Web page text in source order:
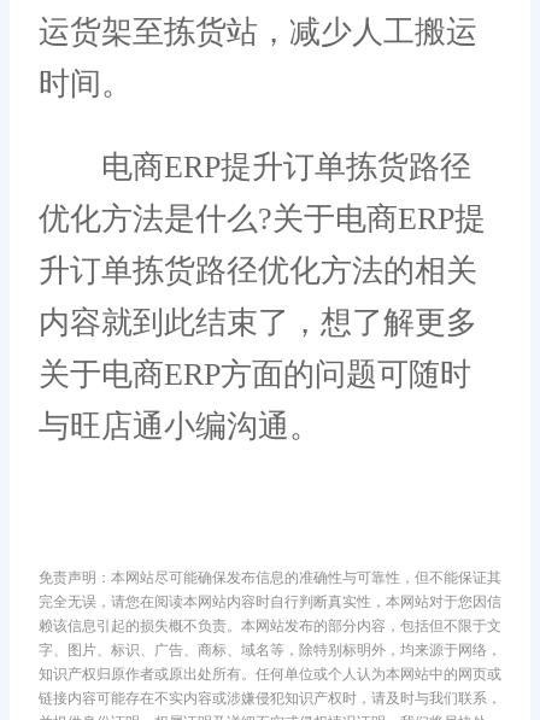
运货架至拣货站，减少人工搬运
时间。
电商ERP提升订单拣货路径
优化方法是什么?关于电商ERP提
升订单拣货路径优化方法的相关
内容就到此结束了，想了解更多
关于电商ERP方面的问题可随时
与旺店通小编沟通。
免责声明：本网站尽可能确保发布信息的准确性与可靠性，但不能保证其
完全无误，请您在阅读本网站内容时自行判断真实性，本网站对于您因信
赖该信息引起的损失概不负责。本网站发布的部分内容，包括但不限于文
字、图片、标识、广告、商标、域名等，除特别标明外，均来源于网络，
知识产权归原作者或原出处所有。任何单位或个人认为本网站中的网页或
链接内容可能存在不实内容或涉嫌侵犯知识产权时，请及时与我们联系，